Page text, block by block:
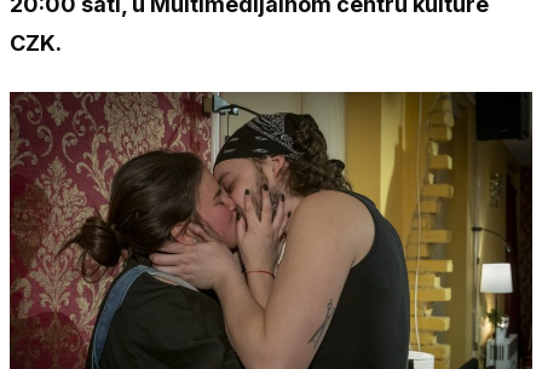
CZK.